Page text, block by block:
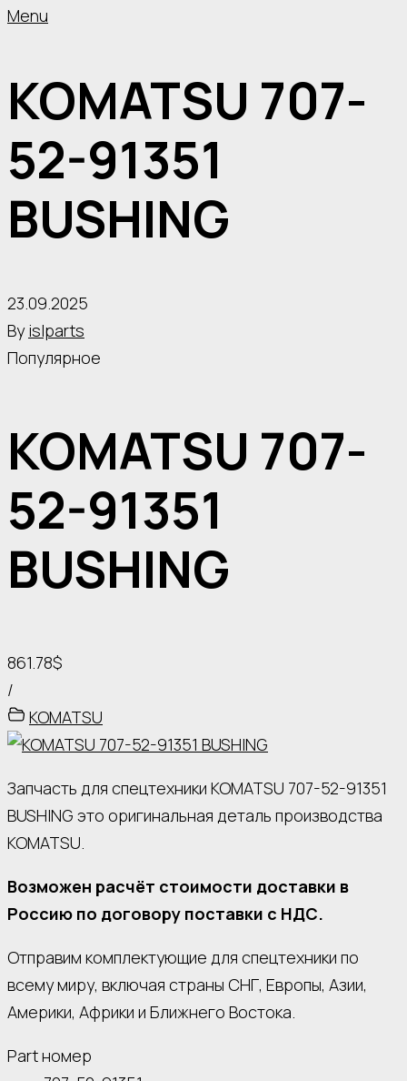
Menu
KOMATSU 707-
52-91351
BUSHING
23.09.2025
By islparts
Популярное
KOMATSU 707-
52-91351
BUSHING
861.78$
/
KOMATSU
Запчасть для спецтехники KOMATSU 707-52-91351
BUSHING это оригинальная деталь производства
KOMATSU.
Возможен расчёт стоимости доставки в
Россию по договору поставки с НДС.
Отправим комплектующие для спецтехники по
всему миру, включая страны СНГ, Европы, Азии,
Америки, Африки и Ближнего Востока.
Part номер